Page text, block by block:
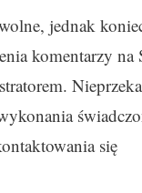
jednak
komentarzy na
się